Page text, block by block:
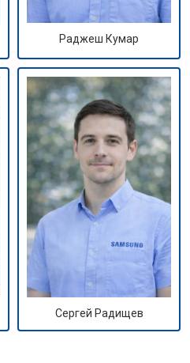
Раджеш Кумар
Сергей Радищев